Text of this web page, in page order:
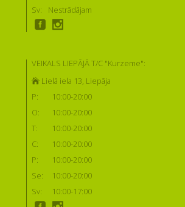
Sv:
Nestrādājam
VEIKALS LIEPĀJĀ T/C "Kurzeme":
Lielā iela 13, Liepāja
P:
10:00-20:00
O:
10:00-20:00
T:
10:00-20:00
C:
10:00-20:00
P:
10:00-20:00
Se:
10:00-20:00
Sv:
10:00-17:00